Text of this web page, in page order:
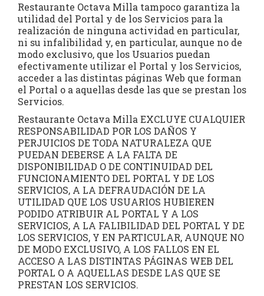
Restaurante Octava Milla tampoco garantiza la
utilidad del Portal y de los Servicios para la
realización de ninguna actividad en particular,
ni su infalibilidad y, en particular, aunque no de
modo exclusivo, que los Usuarios puedan
efectivamente utilizar el Portal y los Servicios,
acceder a las distintas páginas Web que forman
el Portal o a aquellas desde las que se prestan los
Servicios.
Restaurante Octava Milla EXCLUYE CUALQUIER
RESPONSABILIDAD POR LOS DAÑOS Y
PERJUICIOS DE TODA NATURALEZA QUE
PUEDAN DEBERSE A LA FALTA DE
DISPONIBILIDAD O DE CONTINUIDAD DEL
FUNCIONAMIENTO DEL PORTAL Y DE LOS
SERVICIOS, A LA DEFRAUDACIÓN DE LA
UTILIDAD QUE LOS USUARIOS HUBIEREN
PODIDO ATRIBUIR AL PORTAL Y A LOS
SERVICIOS, A LA FALIBILIDAD DEL PORTAL Y DE
LOS SERVICIOS, Y EN PARTICULAR, AUNQUE NO
DE MODO EXCLUSIVO, A LOS FALLOS EN EL
ACCESO A LAS DISTINTAS PÁGINAS WEB DEL
PORTAL O A AQUELLAS DESDE LAS QUE SE
PRESTAN LOS SERVICIOS.